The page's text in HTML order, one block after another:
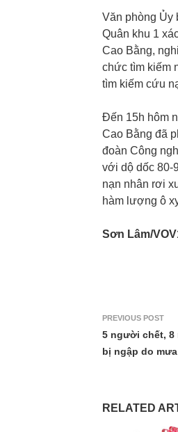
Văn phòng Ủy
Quân khu 1
Cao Bằng,
chức tìm kiếm
tìm kiếm cứu
Đến 15h hôm
Cao Bằng đã
đoàn Công
với dộ dốc 80-
nạn nhân rơi
hàm lượng ô
Sơn Lâm/
PREVIOUS POST
5 người chết, 8
bị ngập do
RELATED